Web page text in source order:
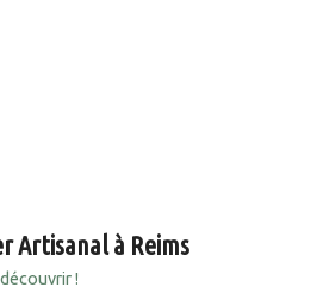
Artisanal à Reims
!